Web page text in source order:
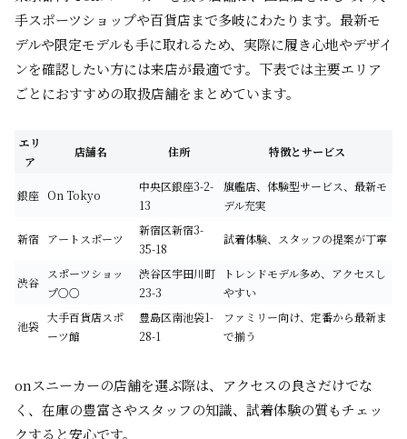
手スポーツショップや百貨店まで多岐にわたります。最新モ
デルや限定モデルも手に取れるため、実際に履き心地やデザイ
ンを確認したい方には来店が最適です。下表では主要エリア
ごとにおすすめの取扱店舗をまとめています。
エリ
ア
店舗名 住所 特徴とサービス
銀座 On Tokyo
中央区銀座3-2-
13
旗艦店、体験型サービス、最新モ
デル充実
新宿 アートスポーツ
新宿区新宿3-
35-18
試着体験、スタッフの提案が丁寧
渋谷
スポーツショッ
プ○○
渋谷区宇田川町
23-3
トレンドモデル多め、アクセスし
やすい
池袋
大手百貨店スポ
ーツ館
豊島区南池袋1-
28-1
ファミリー向け、定番から最新ま
で揃う
onスニーカーの店舗を選ぶ際は、アクセスの良さだけでな
く、在庫の豊富さやスタッフの知識、試着体験の質もチェッ
クすると安心です。